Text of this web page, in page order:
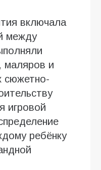
включала
между
маляров и
сюжетно-
игровой
ребёнку